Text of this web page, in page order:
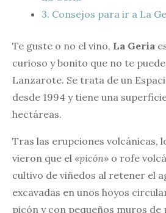
3. Consejos para ir a La
Te guste o no el vino, La Geria
curioso y bonito que no te
Lanzarote. Se trata de un
desde 1994 y tiene una
hectáreas.
Tras las erupciones volcánicas,
vieron que el «picón» o rofe
cultivo de viñedos al retener el
excavadas en unos hoyos
picón y con pequeños muros de